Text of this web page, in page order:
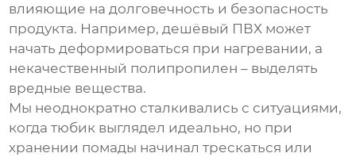
влияющие на долговечность и безопасность
продукта. Например, дешёвый ПВХ может
начать деформироваться при нагревании, а
некачественный полипропилен – выделять
вредные вещества.
Мы неоднократно сталкивались с ситуациями,
когда тюбик выглядел идеально, но при
хранении помады начинал трескаться или